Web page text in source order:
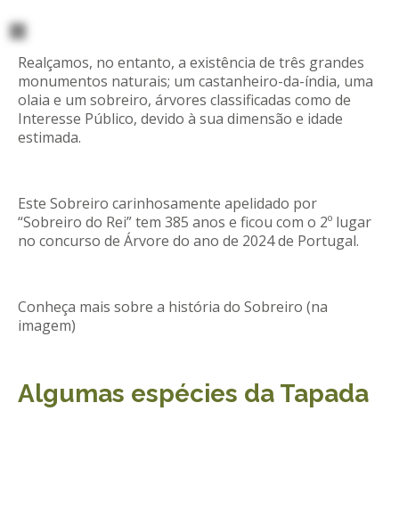
Realçamos, no entanto, a existência de três grandes
monumentos naturais; um castanheiro-da-índia, uma
olaia e um sobreiro, árvores classificadas como de
Interesse Público, devido à sua dimensão e idade
estimada.
Este Sobreiro carinhosamente apelidado por
“Sobreiro do Rei” tem 385 anos e ficou com o 2º lugar
no concurso de Árvore do ano de 2024 de Portugal.
Conheça mais sobre a história do Sobreiro (na
imagem)
Algumas espécies da Tapada